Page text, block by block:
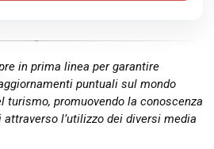
in prima linea per garantire
puntuali sul mondo
turismo, promuovendo la conoscenza
l’utilizzo dei diversi media